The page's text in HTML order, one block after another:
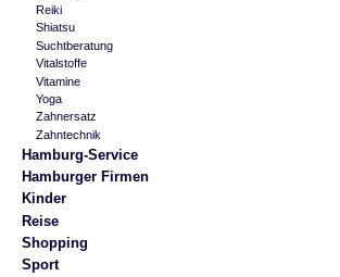
Reiki
Shiatsu
Suchtberatung
Vitalstoffe
Vitamine
Yoga
Zahnersatz
Zahntechnik
Hamburg-Service
Hamburger Firmen
Kinder
Reise
Shopping
Sport